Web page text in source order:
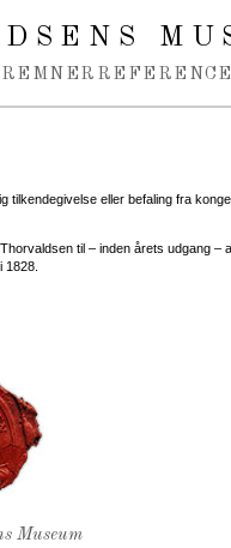
EMNER
eller befaling fra
til – inden årets udgang –
Segl
Museum